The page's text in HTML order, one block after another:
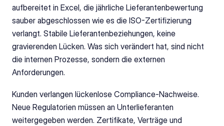
aufbereitet in Excel, die jährliche Lieferantenbewertung
sauber abgeschlossen wie es die ISO-Zertifizierung
verlangt. Stabile Lieferantenbeziehungen, keine
gravierenden Lücken. Was sich verändert hat, sind nicht
die internen Prozesse, sondern die externen
Anforderungen.
Kunden verlangen lückenlose Compliance-Nachweise.
Neue Regulatorien müssen an Unterlieferanten
weitergegeben werden. Zertifikate, Verträge und